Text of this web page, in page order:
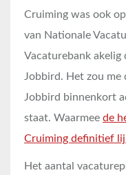
Cruiming was ook
van Nationale
Vacaturebank
Jobbird. Het zou me
Jobbird binnenkort
staat. Waarmee de
Cruiming definitief
Het aantal